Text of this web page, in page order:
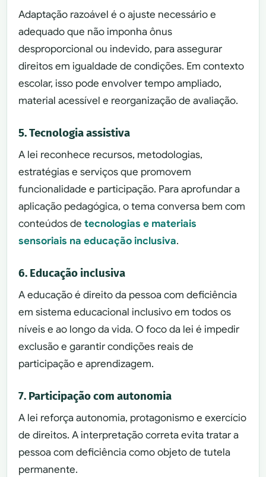
Adaptação razoável é o ajuste necessário e
adequado que não imponha ônus
desproporcional ou indevido, para assegurar
direitos em igualdade de condições. Em contexto
escolar, isso pode envolver tempo ampliado,
material acessível e reorganização de avaliação.
5. Tecnologia assistiva
A lei reconhece recursos, metodologias,
estratégias e serviços que promovem
funcionalidade e participação. Para aprofundar a
aplicação pedagógica, o tema conversa bem com
conteúdos detecnologias e materiais
sensoriais na educação inclusiva.
6. Educação inclusiva
A educação é direito da pessoa com deficiência
em sistema educacional inclusivo em todos os
níveis e ao longo da vida. O foco da lei é impedir
exclusão e garantir condições reais de
participação e aprendizagem.
7. Participação com autonomia
A lei reforça autonomia, protagonismo e exercício
de direitos. A interpretação correta evita tratar a
pessoa com deficiência como objeto de tutela
permanente.